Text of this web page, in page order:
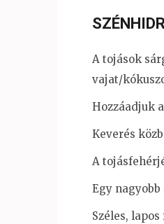
A tojások
vajat/
Hozzáadjuk
Keverés
A
Egy
Széles,